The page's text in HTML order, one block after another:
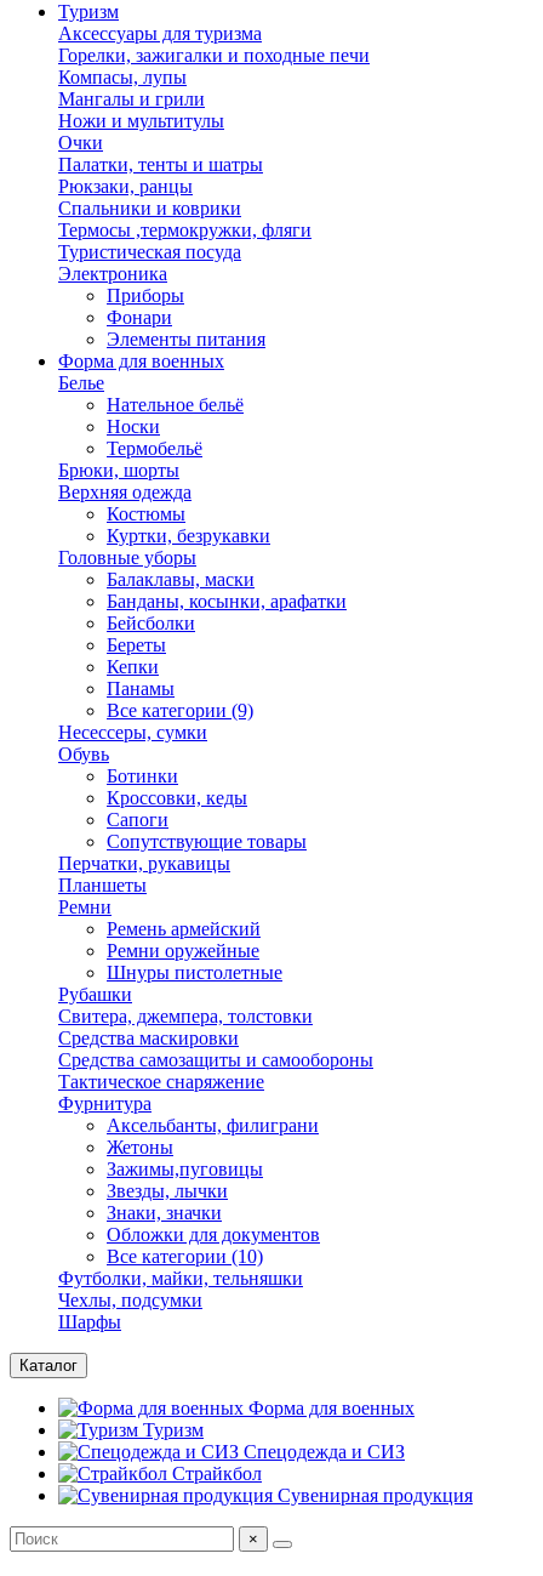
Туризм
Аксессуары для туризма
Горелки, зажигалки и походные печи
Компасы, лупы
Мангалы и грили
Ножи и мультитулы
Очки
Палатки, тенты и шатры
Рюкзаки, ранцы
Спальники и коврики
Термосы ,термокружки, фляги
Туристическая посуда
Электроника
Приборы
Фонари
Элементы питания
Форма для военных
Белье
Нательное бельё
Носки
Термобельё
Брюки, шорты
Верхняя одежда
Костюмы
Куртки, безрукавки
Головные уборы
Балаклавы, маски
Банданы, косынки, арафатки
Бейсболки
Береты
Кепки
Панамы
Все категории (9)
Несессеры, сумки
Обувь
Ботинки
Кроссовки, кеды
Сапоги
Сопутствующие товары
Перчатки, рукавицы
Планшеты
Ремни
Ремень армейский
Ремни оружейные
Шнуры пистолетные
Рубашки
Свитера, джемпера, толстовки
Средства маскировки
Средства самозащиты и самообороны
Тактическое снаряжение
Фурнитура
Аксельбанты, филиграни
Жетоны
Зажимы,пуговицы
Звезды, лычки
Знаки, значки
Обложки для документов
Все категории (10)
Футболки, майки, тельняшки
Чехлы, подсумки
Шарфы
Каталог
Форма для военных
Туризм
Спецодежда и СИЗ
Страйкбол
Сувенирная продукция
×